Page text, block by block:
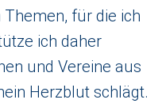
Themen, für die ich
ich daher
und Vereine aus
Herzblut schlägt.